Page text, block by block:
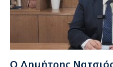
Ο Δημήτρης